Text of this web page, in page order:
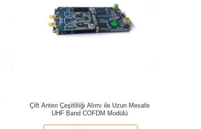
Çift Anten Çeşitliliği Alımı ile Uzun Mesafe
UHF Band COFDM Modülü